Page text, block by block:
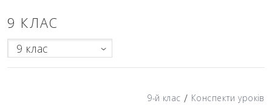
9 КЛАС
9 клас
9-й клас / Конспекти уроків